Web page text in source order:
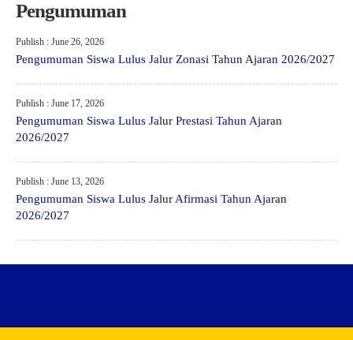
Pengumuman
Publish : June 26, 2026
Pengumuman Siswa Lulus Jalur Zonasi Tahun Ajaran 2026/2027
Publish : June 17, 2026
Pengumuman Siswa Lulus Jalur Prestasi Tahun Ajaran
2026/2027
Publish : June 13, 2026
Pengumuman Siswa Lulus Jalur Afirmasi Tahun Ajaran
2026/2027